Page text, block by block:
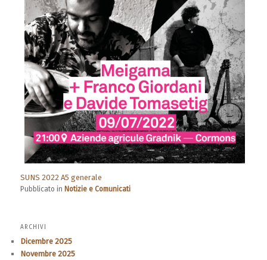
SUNS 2022 A5 generale
Pubblicato in Notizie e Comunicati
ARCHIVI
Dicembre 2025
Novembre 2025